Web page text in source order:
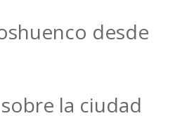
desde
la ciudad